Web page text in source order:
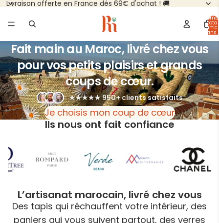
Livraison offerte en France dés 69€ d'achat ! 🚚
total
dans
Fait main au Maroc, livré chez vous
pour vos petits plaisirs et grands
coups de cœur.
★★★★★ 950+ clients satisfaits
Je choisis mon coup de cœur
Ils nous ont fait confiance
L’artisanat marocain, livré chez vous
Des tapis qui réchauffent votre intérieur, des
paniers qui vous suivent partout, des verres